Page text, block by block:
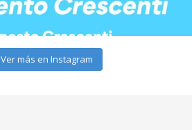
Ver más en Instagram